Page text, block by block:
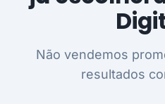
Não vendemos
resultados